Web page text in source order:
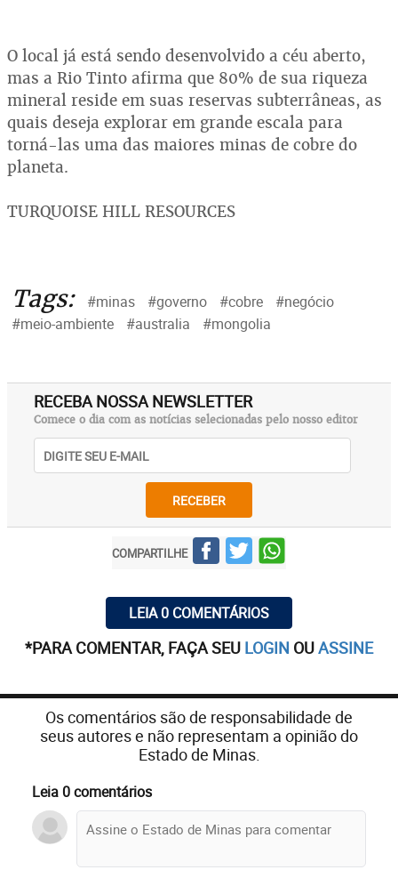
O local já está sendo desenvolvido a céu aberto,
mas a Rio Tinto afirma que 80% de sua riqueza
mineral reside em suas reservas subterrâneas, as
quais deseja explorar em grande escala para
torná-las uma das maiores minas de cobre do
planeta.
TURQUOISE HILL RESOURCES
Tags: #minas #governo #cobre
#negócio
#meio-ambiente
#australia #mongolia
RECEBA NOSSA NEWSLETTER
Comece o dia com as notícias selecionadas pelo nosso editor
RECEBER
COMPARTILHE
LEIA 0 COMENTÁRIOS
*PARA COMENTAR, FAÇA SEU LOGIN OUASSINE
Os comentários são de responsabilidade de
seus autores e não representam a opinião do
Estado de Minas.
Leia 0 comentários